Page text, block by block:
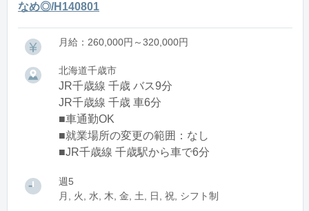
なめ◎/H140801
月給：260,000円～320,000円
北海道千歳市
JR千歳線 千歳 バス9分
JR千歳線 千歳 車6分
■車通勤OK
■就業場所の変更の範囲：なし
■JR千歳線 千歳駅から車で6分
週5
月, 火, 水, 木, 金, 土, 日, 祝, シフト制